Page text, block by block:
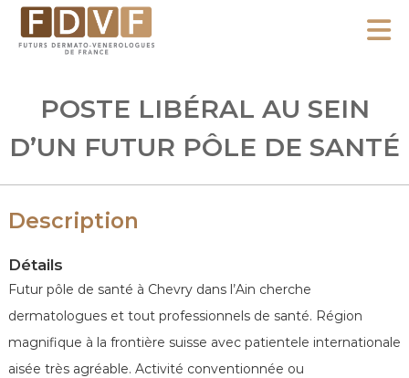
F
u
r
e
m
a
t
o
-
POSTE LIBÉRAL AU SEIN
D’UN FUTUR PÔLE DE SANTÉ
Description
Détails
Futur pôle de santé à Chevry dans l’Ain cherche
dermatologues et tout professionnels de santé. Région
magnifique à la frontière suisse avec patientele internationale
aisée très agréable. Activité conventionnée ou